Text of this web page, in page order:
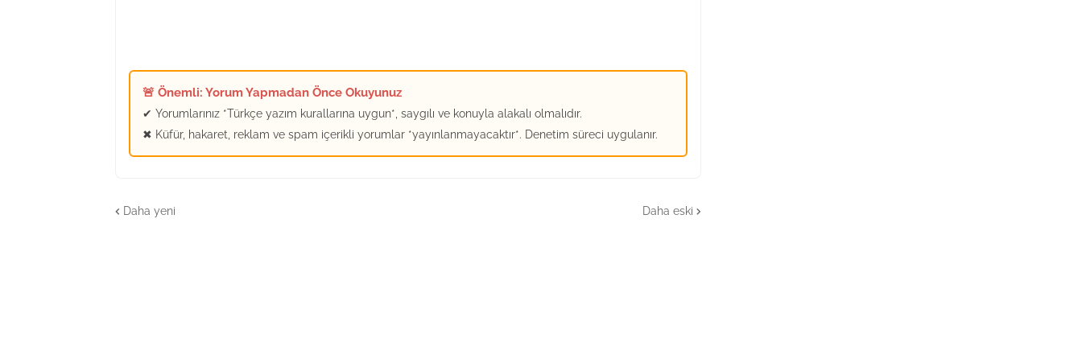
🚨 Önemli: Yorum Yapmadan Önce Okuyunuz
✔ Yorumlarınız *Türkçe yazım kurallarına uygun*, saygılı ve konuyla alakalı olmalıdır.
✖ Küfür, hakaret, reklam ve spam içerikli yorumlar *yayınlanmayacaktır*. Denetim süreci uygulanır.
Daha yeni Daha eski